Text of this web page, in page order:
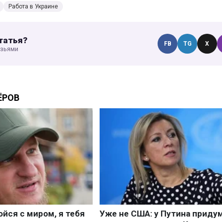
Работа в Украине
FB TG X